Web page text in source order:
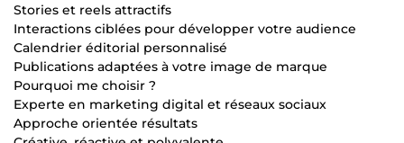
Stories et reels attractifs
Interactions ciblées pour développer votre audience
Calendrier éditorial personnalisé
Publications adaptées à votre image de marque
Pourquoi me choisir ?
Experte en marketing digital et réseaux sociaux
Approche orientée résultats